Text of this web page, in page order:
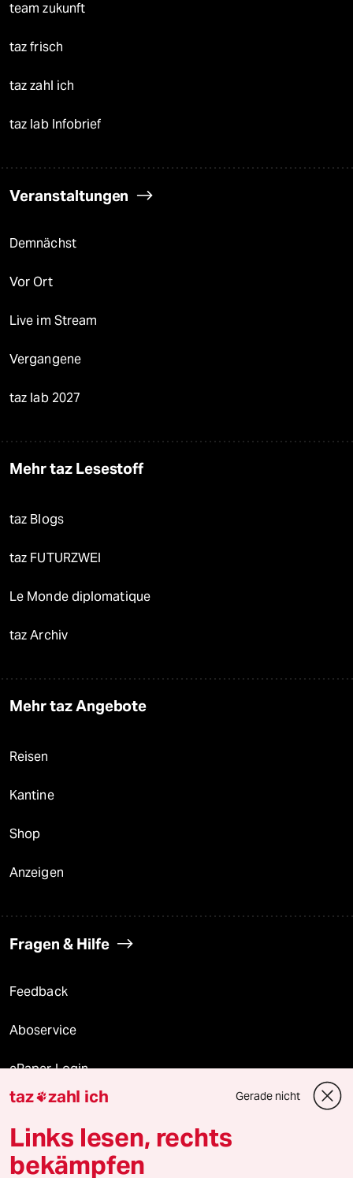
team zukunft
taz frisch
taz zahl ich
taz lab Infobrief
Veranstaltungen
Demnächst
Vor Ort
Live im Stream
Vergangene
taz lab 2027
Mehr taz Lesestoff
taz Blogs
taz FUTURZWEI
Le Monde diplomatique
taz Archiv
Mehr taz Angebote
Reisen
Kantine
Shop
Anzeigen
Fragen & Hilfe
Feedback
Aboservice
ePaper Login
Downloads für Abonnierende
taz zahl ich Gerade nicht
Links lesen, rechts
bekämpfen